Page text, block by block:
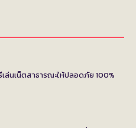
เล่นเน็ตสาธารณะให้ปลอดภัย 100%